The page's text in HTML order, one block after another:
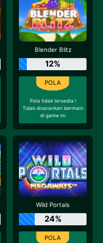
Blender Blitz
12%
Pola tidak tersedia !
Tidak disarankan bermain
di game ini
Wild Portals
24%